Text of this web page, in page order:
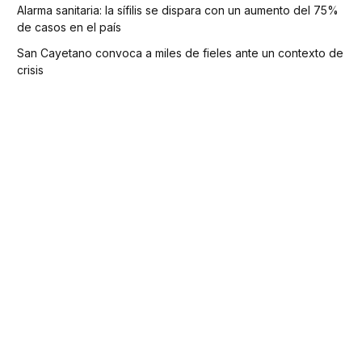
Alarma sanitaria: la sífilis se dispara con un aumento del 75%
de casos en el país
San Cayetano convoca a miles de fieles ante un contexto de
crisis